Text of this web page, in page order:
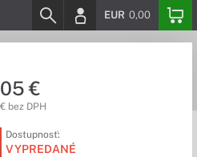
EUR 0,00
€
bez DPH
Dostupnosť:
VYPREDANÉ